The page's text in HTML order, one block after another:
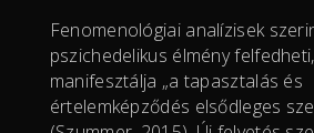
Fenomenológiai analízisek
pszichedelikus élmény
manifesztálja „a tapasztalás és
értelemképződés elsődleges